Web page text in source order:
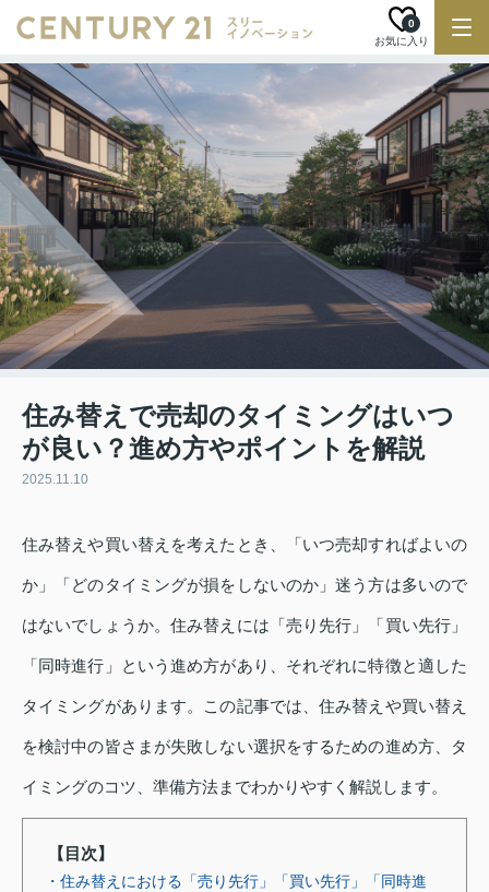
お気に入り
0
住み替えで売却のタイミングはいつ
が良い？進め方やポイントを解説
2025.11.10
住み替えや買い替えを考えたとき、「いつ売却すればよいの
か」「どのタイミングが損をしないのか」迷う方は多いので
はないでしょうか。住み替えには「売り先行」「買い先行」
「同時進行」という進め方があり、それぞれに特徴と適した
タイミングがあります。この記事では、住み替えや買い替え
を検討中の皆さまが失敗しない選択をするための進め方、タ
イミングのコツ、準備方法までわかりやすく解説します。
【目次】
・住み替えにおける「売り先行」「買い先行」「同時進